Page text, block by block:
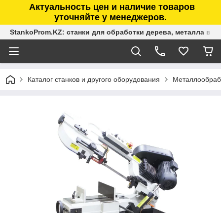
Актуальность цен и наличие товаров
уточняйте у менеджеров.
StankoProm.KZ: станки для обработки дерева, металла в
Каталог станков и другого оборудования